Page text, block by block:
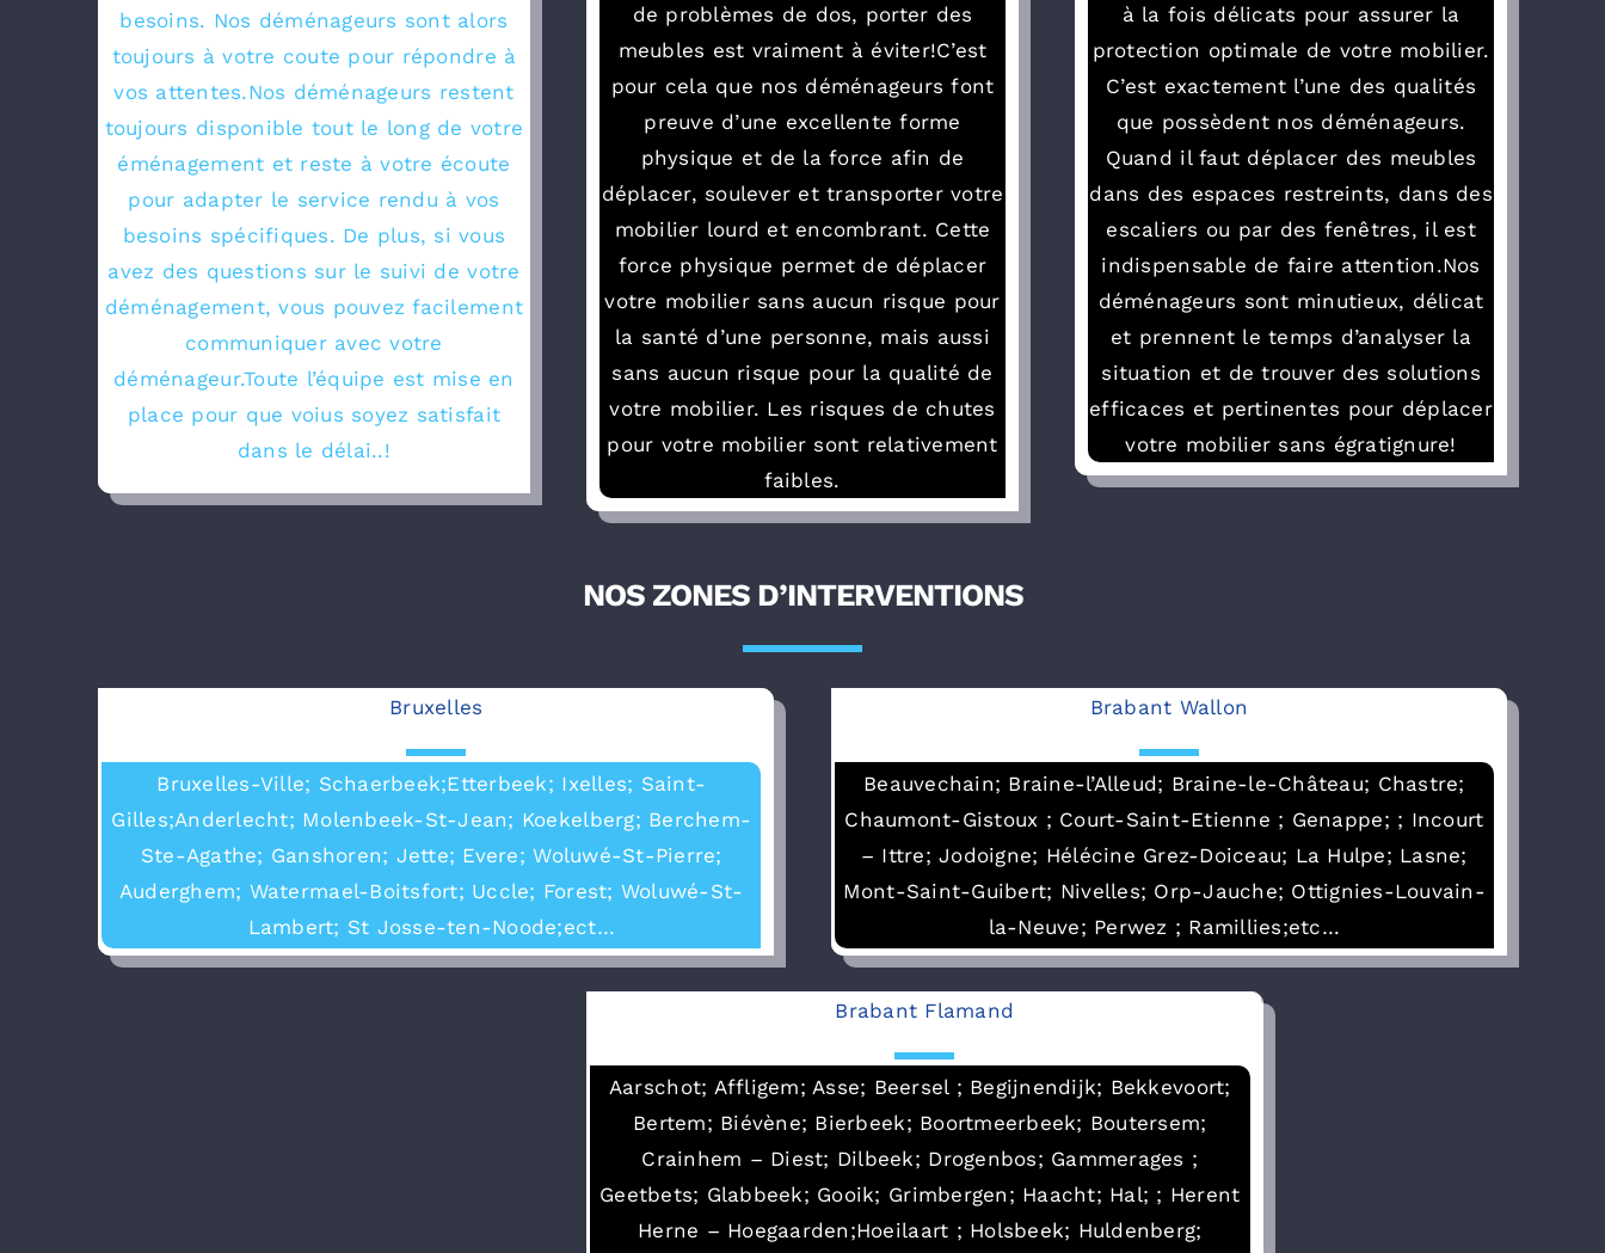
besoins. Nos déménageurs sont alors
toujours à votre coute pour répondre à
vos attentes.Nos déménageurs restent
toujours disponible tout le long de votre
éménagement et reste à votre écoute
pour adapter le service rendu à vos
besoins spécifiques. De plus, si vous
avez des questions sur le suivi de votre
déménagement, vous pouvez facilement
communiquer avec votre
déménageur.Toute l’équipe est mise en
place pour que voius soyez satisfait
dans le délai..!
de problèmes de dos, porter des
meubles est vraiment à éviter!C’est
pour cela que nos déménageurs font
preuve d’une excellente forme
physique et de la force afin de
déplacer, soulever et transporter votre
mobilier lourd et encombrant. Cette
force physique permet de déplacer
votre mobilier sans aucun risque pour
la santé d’une personne, mais aussi
sans aucun risque pour la qualité de
votre mobilier. Les risques de chutes
pour votre mobilier sont relativement
faibles.
à la fois délicats pour assurer la
protection optimale de votre mobilier.
C’est exactement l’une des qualités
que possèdent nos déménageurs.
Quand il faut déplacer des meubles
dans des espaces restreints, dans des
escaliers ou par des fenêtres, il est
indispensable de faire attention.Nos
déménageurs sont minutieux, délicat
et prennent le temps d’analyser la
situation et de trouver des solutions
efficaces et pertinentes pour déplacer
votre mobilier sans égratignure!
NOS ZONES D’INTERVENTIONS
Bruxelles
Bruxelles-Ville; Schaerbeek;Etterbeek; Ixelles; Saint-
Gilles;Anderlecht; Molenbeek-St-Jean; Koekelberg; Berchem-
Ste-Agathe; Ganshoren; Jette; Evere; Woluwé-St-Pierre;
Auderghem; Watermael-Boitsfort; Uccle; Forest; Woluwé-St-
Lambert; St Josse-ten-Noode;ect…
Brabant Wallon
Beauvechain; Braine-l’Alleud; Braine-le-Château; Chastre;
Chaumont-Gistoux ; Court-Saint-Etienne ; Genappe; ; Incourt
– Ittre; Jodoigne; Hélécine Grez-Doiceau; La Hulpe; Lasne;
Mont-Saint-Guibert; Nivelles; Orp-Jauche; Ottignies-Louvain-
la-Neuve; Perwez ; Ramillies;etc…
Brabant Flamand
Aarschot; Affligem; Asse; Beersel ; Begijnendijk; Bekkevoort;
Bertem; Biévène; Bierbeek; Boortmeerbeek; Boutersem;
Crainhem – Diest; Dilbeek; Drogenbos; Gammerages ;
Geetbets; Glabbeek; Gooik; Grimbergen; Haacht; Hal; ; Herent
Herne – Hoegaarden;Hoeilaart ; Holsbeek; Huldenberg;